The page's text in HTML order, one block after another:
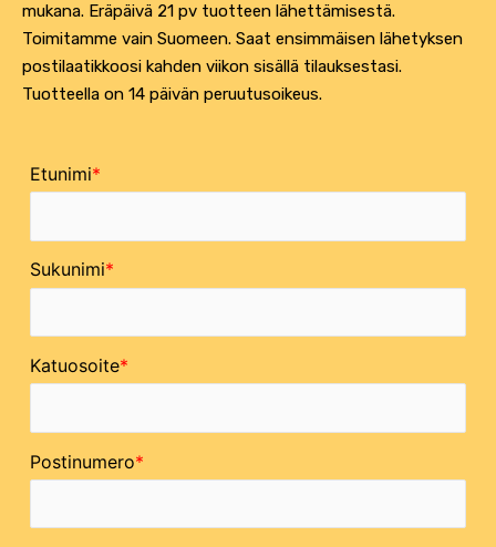
mukana. Eräpäivä 21 pv tuotteen lähettämisestä.
Toimitamme vain Suomeen. Saat ensimmäisen lähetyksen
postilaatikkoosi kahden viikon sisällä tilauksestasi.
Tuotteella on 14 päivän peruutusoikeus.
Etunimi
Sukunimi
Katuosoite
Postinumero